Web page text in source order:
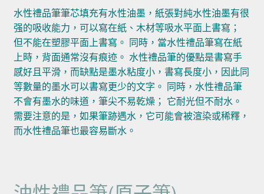
水性禮品筆筆芯填充有水性油墨，紙張對純水性油墨有很
强的吸收能力，可以寫在紙、木材等吸水平面上書寫；
但不能在塑膠平面上書寫。 同時，當水性禮品筆寫在紙
上時，背面通常沒有痕迹。 水性禮品筆的優點是書寫手
感好且平滑，而缺點是墨水粘度小，書寫長度小，因此同
等數量的墨水可以書寫更少的文字。 同時，水性禮品筆
不會有墨水的味道，筆尖不易乾燥； 它耐光但不耐水。
需要注意的是，如果筆跡遇水，它可能會被渲染或稀釋，
而水性禮品筆也最容易斷水。